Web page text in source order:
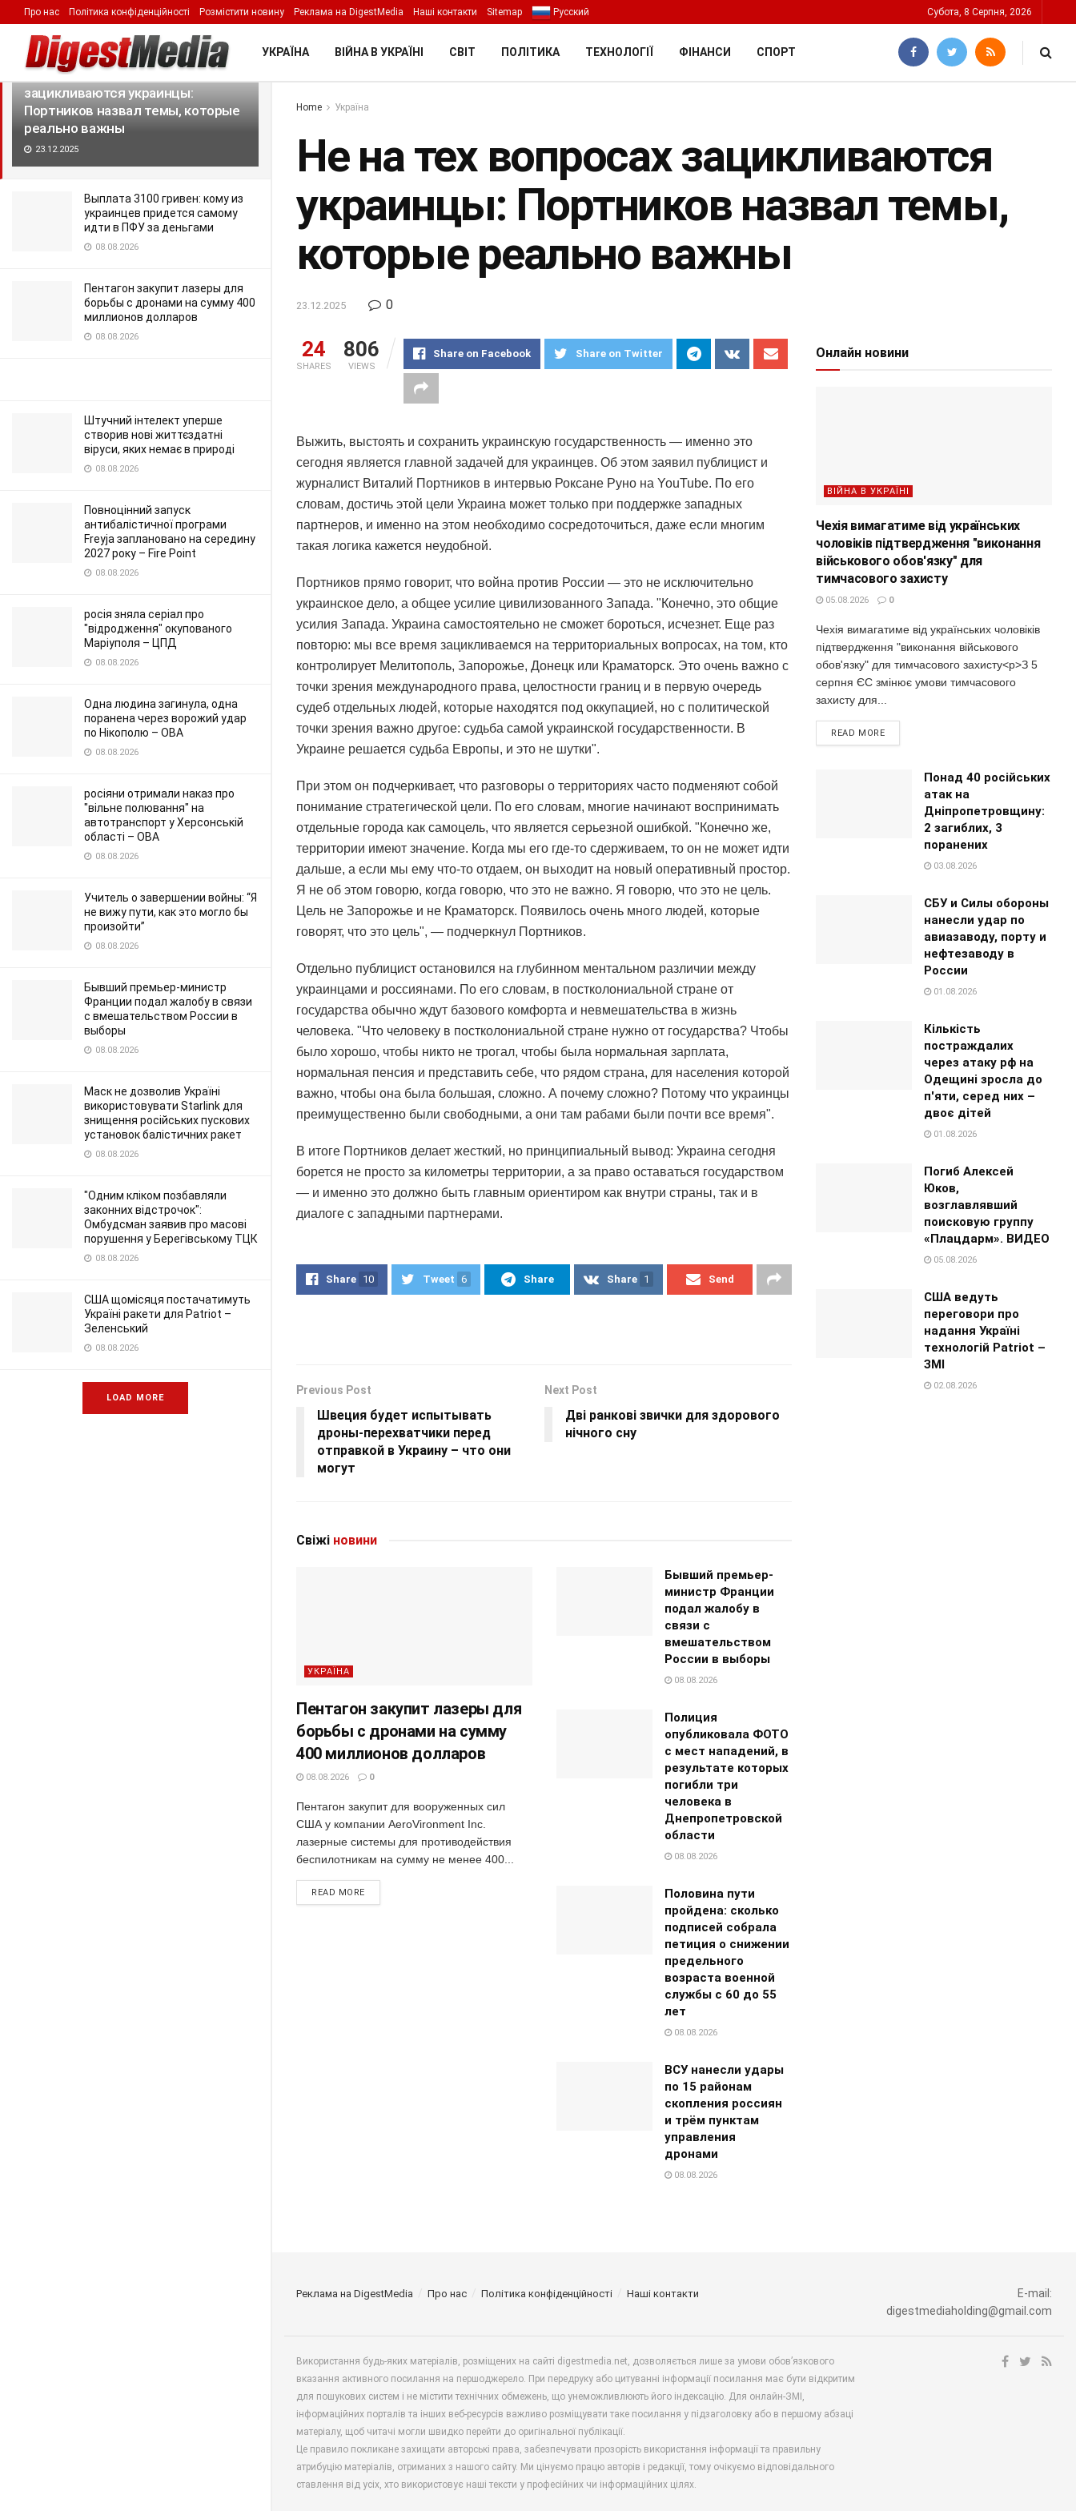
LATEST TRENDING Filter
Не на тех вопросах
зацикливаются украинцы:
Портников назвал темы, которые
реально важны
23.12.2025
Выплата 3100 гривен: кому из
украинцев придется самому
идти в ПФУ за деньгами
08.08.2026
Пентагон закупит лазеры для
борьбы с дронами на сумму 400
миллионов долларов
08.08.2026
Штучний інтелект уперше
створив нові життєздатні
віруси, яких немає в природі
08.08.2026
Повноцінний запуск
антибалістичної програми
Freyja заплановано на середину
2027 року – Fire Point
08.08.2026
росія зняла серіал про
"відродження" окупованого
Маріуполя – ЦПД
08.08.2026
Одна людина загинула, одна
поранена через ворожий удар
по Нікополю – ОВА
08.08.2026
росіяни отримали наказ про
"вільне полювання" на
автотранспорт у Херсонській
області – ОВА
08.08.2026
Учитель о завершении войны: “Я
не вижу пути, как это могло бы
произойти”
08.08.2026
Бывший премьер-министр
Франции подал жалобу в связи
с вмешательством России в
выборы
08.08.2026
Маск не дозволив Україні
використовувати Starlink для
знищення російських пускових
установок балістичних ракет
08.08.2026
"Одним кліком позбавляли
законних відстрочок":
Омбудсман заявив про масові
порушення у Берегівському ТЦК
08.08.2026
США щомісяця постачатимуть
Україні ракети для Patriot –
Зеленський
08.08.2026
LOAD MORE
Про нас Політика конфіденційності Розмістити новину Реклама на DigestMedia Наші контакти Sitemap Русский Субота, 8 Серпня, 2026
УКРАЇНА ВІЙНА В УКРАЇНІ СВІТ ПОЛІТИКА ТЕХНОЛОГІЇ ФІНАНСИ СПОРТ
Home Україна
Не на тех вопросах зацикливаются
украинцы: Портников назвал темы,
которые реально важны
23.12.2025 0
24
SHARES
806
VIEWS
Share on Facebook Share on Twitter
Выжить, выстоять и сохранить украинскую государственность — именно это
сегодня является главной задачей для украинцев. Об этом заявил публицист и
журналист Виталий Портников в интервью Роксане Руно на YouTube. По его
словам, достичь этой цели Украина может только при поддержке западных
партнеров, и именно на этом необходимо сосредоточиться, даже если многим
такая логика кажется неудобной.
Портников прямо говорит, что война против России — это не исключительно
украинское дело, а общее усилие цивилизованного Запада. "Конечно, это общие
усилия Запада. Украина самостоятельно не сможет бороться, исчезнет. Еще раз
повторю: мы все время зацикливаемся на территориальных вопросах, на том, кто
контролирует Мелитополь, Запорожье, Донецк или Краматорск. Это очень важно с
точки зрения международного права, целостности границ и в первую очередь
судеб отдельных людей, которые находятся под оккупацией, но с политической
точки зрения важно другое: судьба самой украинской государственности. В
Украине решается судьба Европы, и это не шутки".
При этом он подчеркивает, что разговоры о территориях часто подменяют собой
понимание стратегической цели. По его словам, многие начинают воспринимать
отдельные города как самоцель, что является серьезной ошибкой. "Конечно же,
территории имеют значение. Когда мы его где-то сдерживаем, то он не может идти
дальше, а если мы ему что-то отдаем, он выходит на новый оперативный простор.
Я не об этом говорю, когда говорю, что это не важно. Я говорю, что это не цель.
Цель не Запорожье и не Краматорск. Появилось очень много людей, которые
говорят, что это цель", — подчеркнул Портников.
Отдельно публицист остановился на глубинном ментальном различии между
украинцами и россиянами. По его словам, в постколониальной стране от
государства обычно ждут базового комфорта и невмешательства в жизнь
человека. "Что человеку в постколониальной стране нужно от государства? Чтобы
было хорошо, чтобы никто не трогал, чтобы была нормальная зарплата,
нормальная пенсия и представить себе, что рядом страна, для населения которой
важно, чтобы она была большая, сложно. А почему сложно? Потому что украинцы
преимущественно были свободными, а они там рабами были почти все время".
В итоге Портников делает жесткий, но принципиальный вывод: Украина сегодня
борется не просто за километры территории, а за право оставаться государством
— и именно это должно быть главным ориентиром как внутри страны, так и в
диалоге с западными партнерами.
Share 10 Tweet 6 Share Share 1 Send
Previous Post
Швеция будет испытывать
дроны-перехватчики перед
отправкой в Украину – что они
могут
Next Post
Дві ранкові звички для здорового
нічного сну
Свіжі новини
УКРАЇНА
Пентагон закупит лазеры для
борьбы с дронами на сумму
400 миллионов долларов
08.08.2026 0
Пентагон закупит для вооруженных сил
США у компании AeroVironment Inc.
лазерные системы для противодействия
беспилотникам на сумму не менее 400...
READ MORE
Бывший премьер-
министр Франции
подал жалобу в
связи с
вмешательством
России в выборы
08.08.2026
Полиция
опубликовала ФОТО
с мест нападений, в
результате которых
погибли три
человека в
Днепропетровской
области
08.08.2026
Половина пути
пройдена: сколько
подписей собрала
петиция о снижении
предельного
возраста военной
службы с 60 до 55
лет
08.08.2026
ВСУ нанесли удары
по 15 районам
скопления россиян
и трём пунктам
управления
дронами
08.08.2026
Онлайн новини
ВІЙНА В УКРАЇНІ
Чехія вимагатиме від українських
чоловіків підтвердження "виконання
військового обов'язку" для
тимчасового захисту
05.08.2026 0
Чехія вимагатиме від українських чоловіків
підтвердження "виконання військового
обов'язку" для тимчасового захисту<p>З 5
серпня ЄС змінює умови тимчасового
захисту для...
READ MORE
Понад 40 російських
атак на
Дніпропетровщину:
2 загиблих, 3
поранених
03.08.2026
СБУ и Силы обороны
нанесли удар по
авиазаводу, порту и
нефтезаводу в
России
01.08.2026
Кількість
постраждалих
через атаку рф на
Одещині зросла до
п'яти, серед них –
двоє дітей
01.08.2026
Погиб Алексей
Юков,
возглавлявший
поисковую группу
«Плацдарм». ВИДЕО
05.08.2026
США ведуть
переговори про
надання Україні
технологій Patriot –
ЗМІ
02.08.2026
Реклама на DigestMedia Про нас Політика конфіденційності Наші контакти
E-mail:
digestmediaholding@gmail.com
Використання будь-яких матеріалів, розміщених на сайті digestmedia.net, дозволяється лише за умови обов’язкового
вказання активного посилання на першоджерело. При передруку або цитуванні інформації посилання має бути відкритим
для пошукових систем і не містити технічних обмежень, що унеможливлюють його індексацію. Для онлайн-ЗМІ,
інформаційних порталів та інших веб-ресурсів важливо розміщувати таке посилання у підзаголовку або в першому абзаці
матеріалу, щоб читачі могли швидко перейти до оригінальної публікації.
Це правило покликане захищати авторські права, забезпечувати прозорість використання інформації та правильну
атрибуцію матеріалів, отриманих з нашого сайту. Ми цінуємо працю авторів і редакції, тому очікуємо відповідального
ставлення від усіх, хто використовує наші тексти у професійних чи інформаційних цілях.